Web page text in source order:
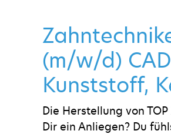
(m/w/d)
Kunststoff,
Die Herstellung von
Dir ein Anliegen? Du